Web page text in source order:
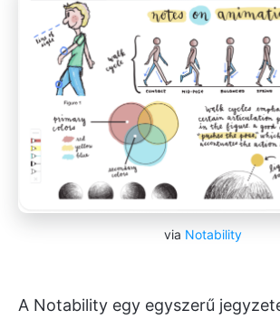
via Notability
A Notability egy egyszerű